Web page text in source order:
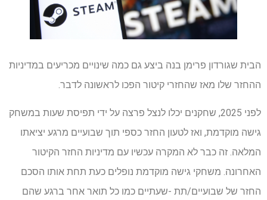
הבית שגורדון פרימן בנה ביצע גם כמה שינויים מכריעים במדיניות
ההחזר שלו מאז שהחזרי קיטור הפכו לראשונה לדבר.
לפני 2025, שחקנים יכלו לנצל פרצה על ידי תפיסת שעות במשחק
גישה מוקדמת, ואז לטעון החזר כספי תוך שבועיים מרגע יציאתו
המלאה. זה כבר לא המקרה עכשיו עם מדיניות החזר הקיטור
האחרונה. משחקי גישה מוקדמת נופלים כעת תחת אותו הסכם
החזר של שבועיים/תת -שעתיים כמו כל תואר אחר ברגע שהם